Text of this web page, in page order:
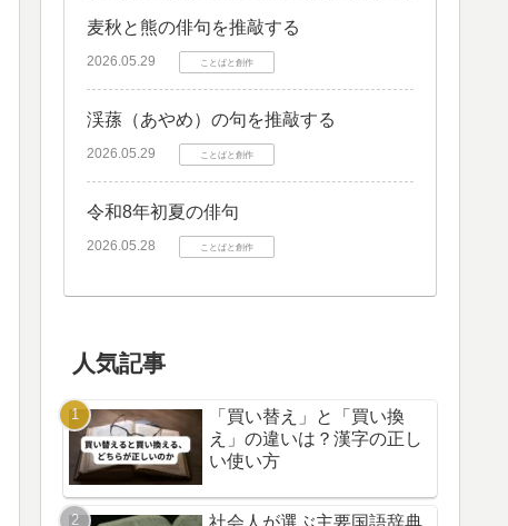
麦秋と熊の俳句を推敲する
2026.05.29 ことばと創作
渓蓀（あやめ）の句を推敲する
2026.05.29 ことばと創作
令和8年初夏の俳句
2026.05.28 ことばと創作
人気記事
「買い替え」と「買い換
え」の違いは？漢字の正し
い使い方